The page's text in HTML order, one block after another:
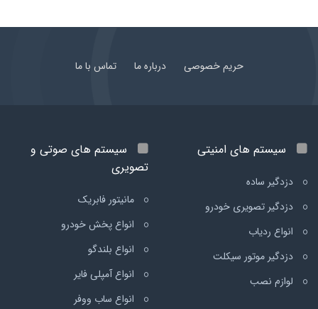
حریم خصوصی درباره ما تماس با ما
سیستم های امنیتی
دزدگیر ساده
دزدگیر تصویری خودرو
انواع ردیاب
دزدگیر موتور سیکلت
لوازم نصب
سیستم های صوتی و
تصویری
مانیتور فابریک
انواع پخش خودرو
انواع بلندگو
انواع آمپلی فایر
انواع ساب ووفر